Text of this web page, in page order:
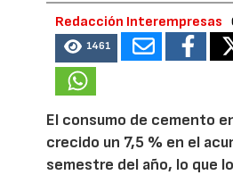
Redacción Interempresas
1461
El consumo de cemento
crecido un 7,5 % en el
semestre del año, lo que